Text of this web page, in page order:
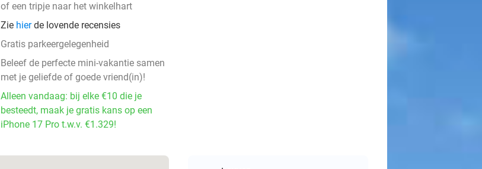
of een tripje naar het winkelhart
Zie hierde lovende recensies
Gratis parkeergelegenheid
Beleef de perfecte mini-vakantie samen
met je geliefde of goede vriend(in)!
Alleen vandaag: bij elke €10 die je
besteedt, maak je gratis kans op een
iPhone 17 Pro t.w.v. €1.329!